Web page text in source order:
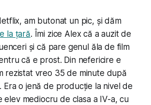
am butonat un pic, și dăm
la țară. Îmi zice Alex că a auzit de
și că pare genul ăla de film
că e prost. Din nefericire e
rezistat vreo 35 de minute după
Era o jenă de producție la nivel de
elev mediocru de clasa a IV-a, cu